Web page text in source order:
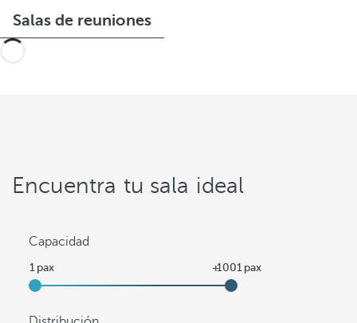
Salas de reuniones
Encuentra tu sala ideal
Capacidad